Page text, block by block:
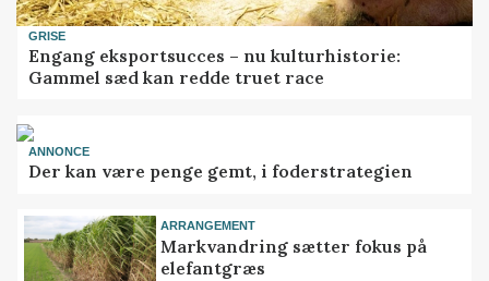
GRISE
Engang eksportsucces – nu kulturhistorie:
Gammel sæd kan redde truet race
ANNONCE
Der kan være penge gemt, i foderstrategien
ARRANGEMENT
Markvandring sætter fokus på
elefantgræs